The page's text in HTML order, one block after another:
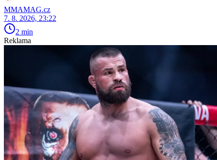
MMAMAG.cz
7. 8. 2026, 23:22
2 min
Reklama